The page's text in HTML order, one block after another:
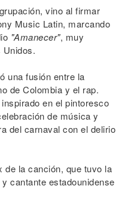
vino al firmar
Music Latin, marcando
"Amanecer", muy
Unidos.
una fusión entre la
de Colombia y el rap.
en el pintoresco
de música y
del carnaval con el delirio
de la canción, que tuvo la
cantante estadounidense